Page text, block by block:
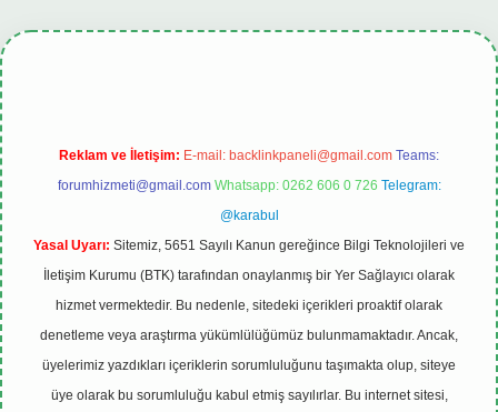
tulipbet.online
Reklam ve İletişim: E-mail: backlinkpaneli@gmail.com Teams:
forumhizmeti@gmail.com Whatsapp: 0262 606 0 726 Telegram:
@karabul
Yasal Uyarı: Sitemiz, 5651 Sayılı Kanun gereğince Bilgi Teknolojileri ve
İletişim Kurumu (BTK) tarafından onaylanmış bir Yer Sağlayıcı olarak
hizmet vermektedir. Bu nedenle, sitedeki içerikleri proaktif olarak
denetleme veya araştırma yükümlülüğümüz bulunmamaktadır. Ancak,
üyelerimiz yazdıkları içeriklerin sorumluluğunu taşımakta olup, siteye
üye olarak bu sorumluluğu kabul etmiş sayılırlar. Bu internet sitesi,